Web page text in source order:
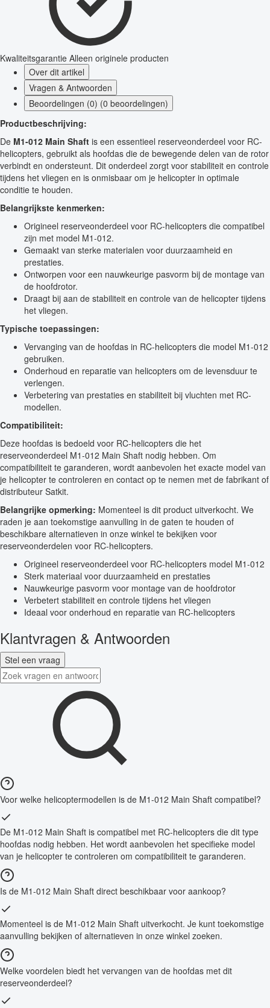
Kwaliteitsgarantie Alleen originele producten
Over dit artikel
Vragen & Antwoorden
Beoordelingen (0) (0 beoordelingen)
Productbeschrijving:
De M1-012 Main Shaft is een essentieel reserveonderdeel voor RC-
helicopters, gebruikt als hoofdas die de bewegende delen van de rotor
verbindt en ondersteunt. Dit onderdeel zorgt voor stabiliteit en controle
tijdens het vliegen en is onmisbaar om je helicopter in optimale
conditie te houden.
Belangrijkste kenmerken:
Origineel reserveonderdeel voor RC-helicopters die compatibel
zijn met model M1-012.
Gemaakt van sterke materialen voor duurzaamheid en
prestaties.
Ontworpen voor een nauwkeurige pasvorm bij de montage van
de hoofdrotor.
Draagt bij aan de stabiliteit en controle van de helicopter tijdens
het vliegen.
Typische toepassingen:
Vervanging van de hoofdas in RC-helicopters die model M1-012
gebruiken.
Onderhoud en reparatie van helicopters om de levensduur te
verlengen.
Verbetering van prestaties en stabiliteit bij vluchten met RC-
modellen.
Compatibiliteit:
Deze hoofdas is bedoeld voor RC-helicopters die het
reserveonderdeel M1-012 Main Shaft nodig hebben. Om
compatibiliteit te garanderen, wordt aanbevolen het exacte model van
je helicopter te controleren en contact op te nemen met de fabrikant of
distributeur Satkit.
Belangrijke opmerking: Momenteel is dit product uitverkocht. We
raden je aan toekomstige aanvulling in de gaten te houden of
beschikbare alternatieven in onze winkel te bekijken voor
reserveonderdelen voor RC-helicopters.
Origineel reserveonderdeel voor RC-helicopters model M1-012
Sterk materiaal voor duurzaamheid en prestaties
Nauwkeurige pasvorm voor montage van de hoofdrotor
Verbetert stabiliteit en controle tijdens het vliegen
Ideaal voor onderhoud en reparatie van RC-helicopters
Klantvragen & Antwoorden
Stel een vraag
Voor welke helicoptermodellen is de M1-012 Main Shaft compatibel?
De M1-012 Main Shaft is compatibel met RC-helicopters die dit type
hoofdas nodig hebben. Het wordt aanbevolen het specifieke model
van je helicopter te controleren om compatibiliteit te garanderen.
Is de M1-012 Main Shaft direct beschikbaar voor aankoop?
Momenteel is de M1-012 Main Shaft uitverkocht. Je kunt toekomstige
aanvulling bekijken of alternatieven in onze winkel zoeken.
Welke voordelen biedt het vervangen van de hoofdas met dit
reserveonderdeel?